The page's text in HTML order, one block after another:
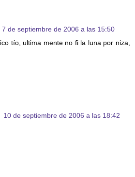
7 de septiembre de 2006 a las 15:50
tío, ultima mente no fi la luna por niza,
10 de septiembre de 2006 a las 18:42